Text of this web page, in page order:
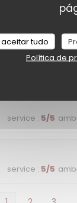
aceitar tudo
Política de
service : 5/5
service : 5/5